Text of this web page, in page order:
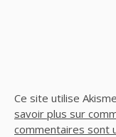
Ce site utilise
savoir plus sur
commentaires sont